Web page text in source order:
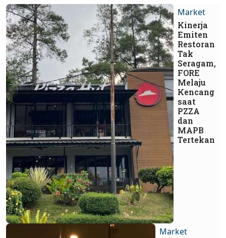
Market
Kinerja
Emiten
Restoran
Tak
Seragam,
FORE
Melaju
Kencang
saat
PZZA
dan
MAPB
Tertekan
Market